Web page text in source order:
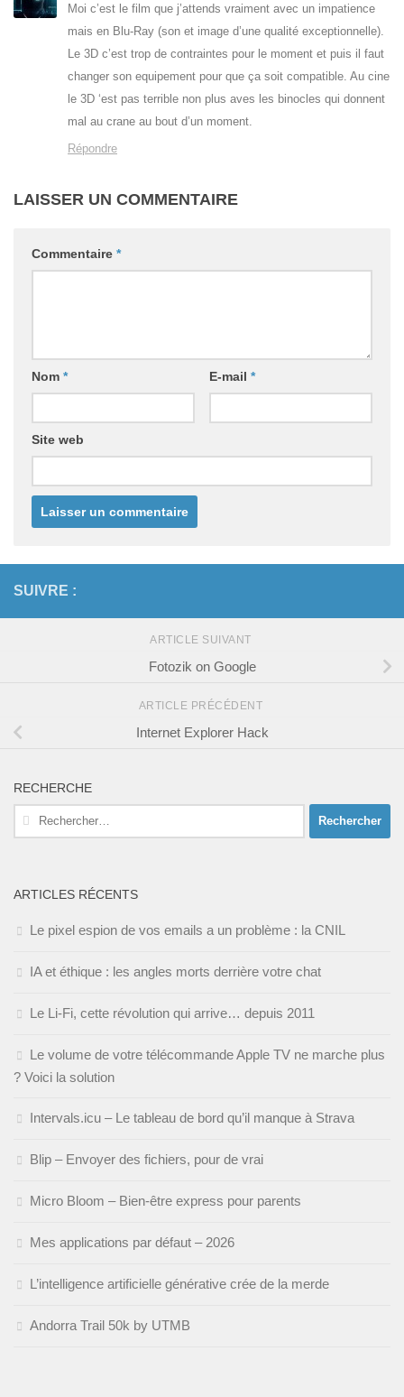
Moi c’est le film que j’attends vraiment avec un impatience
mais en Blu-Ray (son et image d’une qualité exceptionnelle).
Le 3D c’est trop de contraintes pour le moment et puis il faut
changer son equipement pour que ça soit compatible. Au cine
le 3D ‘est pas terrible non plus aves les binocles qui donnent
mal au crane au bout d’un moment.
Répondre
LAISSER UN COMMENTAIRE
Commentaire *
Nom * E-mail *
Site web
SUIVRE :
ARTICLE SUIVANT
Fotozik on Google
ARTICLE PRÉCÉDENT
Internet Explorer Hack
RECHERCHE
Rechercher :
ARTICLES RÉCENTS
Le pixel espion de vos emails a un problème : la CNIL
IA et éthique : les angles morts derrière votre chat
Le Li-Fi, cette révolution qui arrive… depuis 2011
Le volume de votre télécommande Apple TV ne marche plus
? Voici la solution
Intervals.icu – Le tableau de bord qu’il manque à Strava
Blip – Envoyer des fichiers, pour de vrai
Micro Bloom – Bien-être express pour parents
Mes applications par défaut – 2026
L’intelligence artificielle générative crée de la merde
Andorra Trail 50k by UTMB